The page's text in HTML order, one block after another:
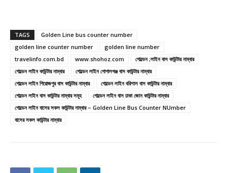
TAGS
Golden Line bus counter number
golden line counter number
golden line number
travelinfo.com.bd
www.shohoz.com
গোল্ডেন ;লাইন বাস কাউন্টার নাম্বার
গোল্ডেন লাইন কাউন্টার নাম্বার
গোল্ডেন লাইন গোপালগঞ্জ বাস কাউন্টার নাম্বার
গোল্ডেন লাইন পিরোজপুর বাস কাউন্টার নাম্বার
গোল্ডেন লাইন বরিশাল বাস কাউন্টার নাম্বার
গোল্ডেন লাইন বাস কাউন্টার নাম্বার সমূহ
গোল্ডেন লাইন বাস ঢাকা জোন কাউন্টার নাম্বার
গোল্ডেন লাইন বাসের সকল কাউন্টার নাম্বার – Golden Line Bus Counter NUmber
বাসের সকল কাউন্টার নাম্বার